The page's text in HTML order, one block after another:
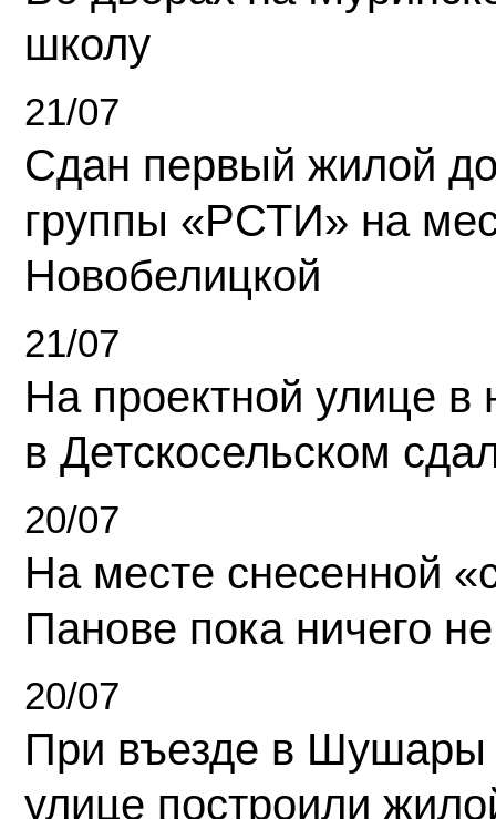
школу
21/07
Сдан первый жилой
группы «РСТИ» на
Новобелицкой
21/07
На проектной улице
в Детскосельском
20/07
На месте снесенной
Панове пока ничего
20/07
При въезде в Шушары
улице построили